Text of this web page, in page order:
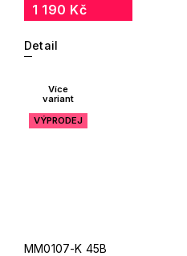
1 190 Kč
Detail
Více
variant
VÝPRODEJ
MM0107-K 45B